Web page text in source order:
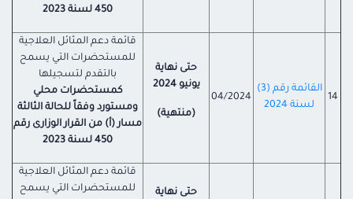
450 لسنة 2023
14
القائمة رقم (3)
لسنة 2024
04/2024
حتى نهاية
يونيو2024
(منتهية)
قائمة دعم المثائل العلاجية
للمستحضرات التي يسمح
بالتقدم لتسجيلها
كمستحضرات محلي
ومستورد وفقاً للحالة الثالثة
مسار (أ) من القرار الوزارى رقم
450 لسنة 2023
حتى نهاية
قائمة دعم المثائل العلاجية
للمستحضرات التي يسمح